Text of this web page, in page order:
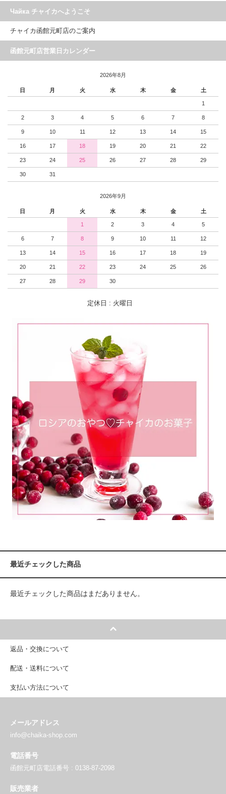
Чайка チャイカへようこそ
チャイカ函館元町店のご案内
函館元町店営業日カレンダー
2026年8月
日 月 火 水 木 金 土
1
2 3 4 5 6 7 8
9 10 11 12 13 14 15
16 17 18 19 20 21 22
23 24 25 26 27 28 29
30 31
2026年9月
日 月 火 水 木 金 土
1 2 3 4 5
6 7 8 9 10 11 12
13 14 15 16 17 18 19
20 21 22 23 24 25 26
27 28 29 30
定休日 : 火曜日
最近チェックした商品
最近チェックした商品はまだありません。
返品・交換について
配送・送料について
支払い方法について
メールアドレス
info@chaika-shop.com
電話番号
函館元町店電話番号 : 0138-87-2098
販売業者